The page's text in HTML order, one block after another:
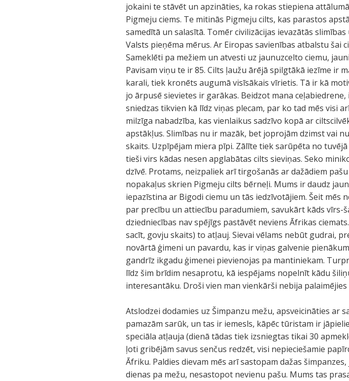
jokaini te stāvēt un apzināties, ka rokas stiepiena
Pigmeju ciems. Te mitinās Pigmeju cilts, kas parastos
samedītā un salasītā. Tomēr civilizācijas ievazātās
Valsts pieņēma mērus. Ar Eiropas savienības atbalstu šai
Sameklēti pa mežiem un atvesti uz jaunuzcelto ciemu,
Pavisam viņu te ir 85. Cilts ļaužu ārējā spilgtākā iezīme ir
karali, tiek kronēts augumā visīsākais vīrietis. Tā ir kā
jo ārpusē sievietes ir garākas. Beidzot mana
sniedzas tikvien kā līdz viņas plecam, par ko tad mēs visi
milzīga nabadzība, kas vienlaikus sadzīvo kopā ar
apstākļus. Slimības nu ir mazāk, bet joprojām dzimst vai
skaits. Uzpīpējam miera pīpi. Zālīte tiek sarūpēta no
tieši virs kādas nesen apglabātas cilts sieviņas. Seko
dzīvē. Protams, neizpaliek arī tirgošanās ar dažādiem
nopakaļus skrien Pigmeju cilts bērneļi. Mums ir daudz
iepazīstina ar Bigodi ciemu un tās iedzīvotājiem. Šeit mēs
par precību un attiecību paradumiem, savukārt kāds vīrs-
dziedniecības nav spējīgs pastāvēt neviens Āfrikas
sacīt, govju skaits) to atļauj. Sievai vēlams nebūt gudrai,
novārtā ģimeni un pavardu, kas ir viņas galvenie
gandrīz ikgadu ģimenei pievienojas pa mantiniekam.
līdz šim brīdim nesaprotu, kā iespējams nopelnīt kādu
interesantāku. Droši vien man vienkārši nebija
Atslodzei dodamies uz Šimpanzu mežu, apsveicināties ar
pamazām sarūk, un tas ir iemesls, kāpēc tūristam ir
speciāla atļauja (dienā tādas tiek izsniegtas tikai 30
ļoti gribējām savus senčus redzēt, visi nepieciešamie
Āfriku. Paldies dievam mēs arī sastopam dažas
dienas pa mežu, nesastopot nevienu pašu. Mums tas